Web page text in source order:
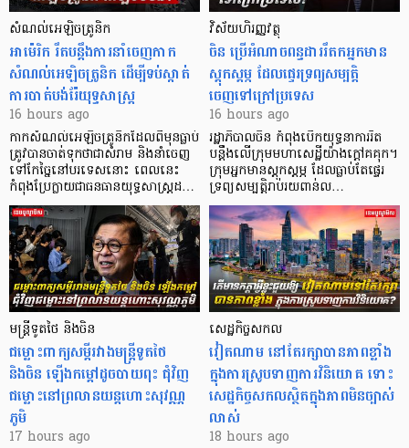
សំណល់អេឡិចត្រូនិក
អាម៉េរិក រឹតបន្តឹងការនាំចេញកាក
សំណល់អេឡិចត្រូនិក ដើម្បីទប់ស្កាត់
ការបាត់បង់រ៉ែយុទ្ធសាស្ត្រ
16 hours ago
កាក​សំណល់​អេឡិច​ត្រូនិកដែល​ពីមុនធ្លាប់​
ត្រូវបានចាត់ទុកថាជាសំរាម និងនាំចេញ
ទៅកែច្នៃនៅបរទេស​នោះ ពេលនេះ
កំពុងប្រែក្លាយជាធនធានយុទ្ធសាស្ត្រដ…
វិស័យហិរញ្ញវត្ថុ
ចិន ប្រើ​អំណាចពន្ធដាររឹតកអ្នកមាន
ស្ដុកស្ដម្ភ ដែលផ្ទេរទ្រព្យសម្បត្តិ
ចេញទៅក្រៅប្រទេស
16 hours ago
រដ្ឋាភិបាលចិន កំពុងបើកយុទ្ធនាការរឹត
បន្តឹងលើក្រុមមហាសេដ្ឋី​យ៉ាង​ក្ដៅគគុក។
​ក្រុមអ្នកមានស្ដុកស្ដម្ភ ដែល​ធ្លាប់​តែផ្ទេរ
ទ្រព្យសម្បត្តិរាប់រយពាន់ល…
មន្ត្រីទូតថៃ និងចិន
ជម្លោះពាក្យសម្តីរវាងមន្ត្រីទូតថៃ
និងចិន ឡើងកម្ដៅដូចបាយពុះ ជុំវិញ
ជម្លោះនៅព្រលានយន្តហោះសុវណ្ណ
ភូមិ
17 hours ago
សេដ្ឋកិច្ចសកល
វៀតណាម នៅតែរក្សាបានភាពខ្លាំង
ក្នុងការស្រូបទាញការវិនិយោគ​ ទោះ
សេដ្ឋកិច្ចសកលស្ថិតក្នុងភាពមិនច្បាស់
លាស់
18 hours ago